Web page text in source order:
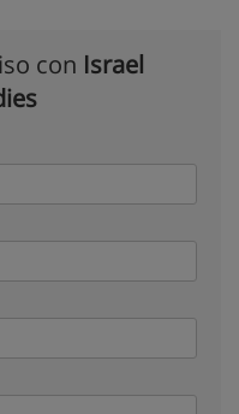
con Israel